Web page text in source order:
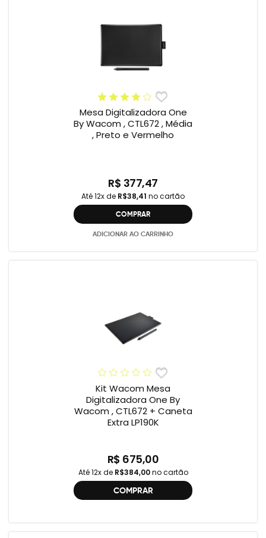
Mesa Digitalizadora One
By Wacom , CTL672 , Média
, Preto e Vermelho
R$ 377,47
Até 12x de R$38,41 no cartão
COMPRAR
ADICIONAR AO CARRINHO
Kit Wacom Mesa
Digitalizadora One By
Wacom , CTL672 + Caneta
Extra LP190K
R$ 675,00
Até 12x de R$384,00no cartão
COMPRAR